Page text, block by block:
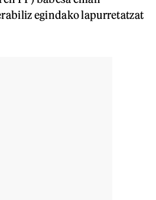
egindako lapurretatzat